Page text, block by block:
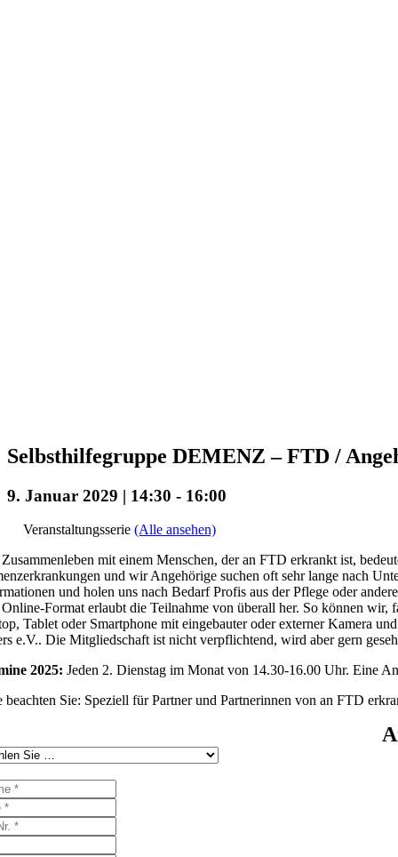
Selbsthilfegruppe DEMENZ – FTD /
9. Januar 2029 | 14:30 - 16:00
Veranstaltungsserie (Alle ansehen)
mit einem Menschen, der an FTD erkrankt ist,
und wir Angehörige suchen oft sehr lange nach
und holen uns nach Bedarf Profis aus der Pflege oder
Format erlaubt die Teilnahme von überall her. So können
Tablet oder Smartphone mit eingebauter oder externer Kamera
e.V.. Die Mitgliedschaft ist nicht verpflichtend, wird aber gern
2025: Jeden 2. Dienstag im Monat von 14.30-16.00 Uhr. Eine
beachten Sie: Speziell für Partner und Partnerinnen von an FTD